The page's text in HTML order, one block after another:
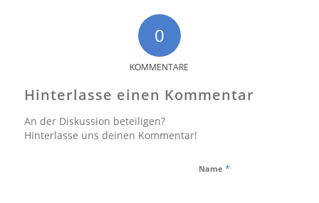
0
KOMMENTARE
Hinterlasse einen Kommentar
An der Diskussion beteiligen?
Hinterlasse uns deinen Kommentar!
Name *